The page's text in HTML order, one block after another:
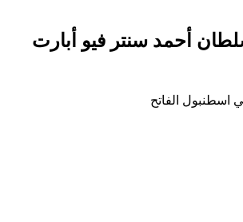
أحمد سنتر فيو أبارت